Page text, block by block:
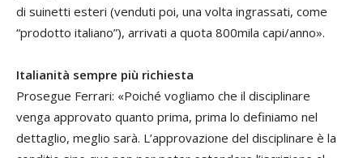
di suinetti esteri (venduti poi, una volta ingrassati, come
“prodotto italiano”), arrivati a quota 800mila capi/anno».
Italianità sempre più richiesta
Prosegue Ferrari: «Poiché vogliamo che il disciplinare
venga approvato quanto prima, prima lo definiamo nel
dettaglio, meglio sarà. L’approvazione del disciplinare è la